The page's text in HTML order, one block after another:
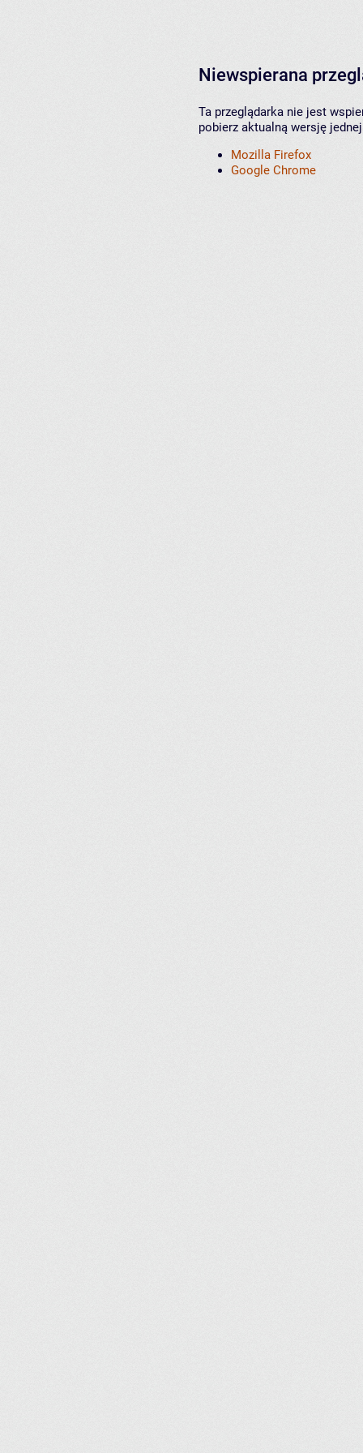
Niewspierana
Ta przeglądarka nie jest
pobierz aktualną wersję
Mozilla Firefox
Google Chrome